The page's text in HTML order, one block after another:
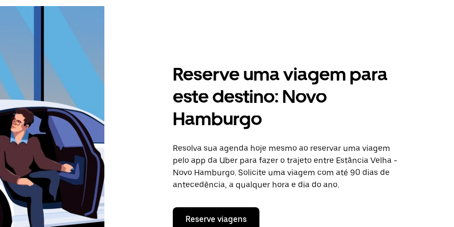
Reserve uma viagem para
este destino: Novo
Hamburgo
Resolva sua agenda hoje mesmo ao reservar uma viagem
pelo app da Uber para fazer o trajeto entre Estância Velha -
Novo Hamburgo. Solicite uma viagem com até 90 dias de
antecedência, a qualquer hora e dia do ano.
Reserve viagens